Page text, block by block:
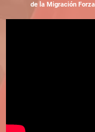
de la Migración